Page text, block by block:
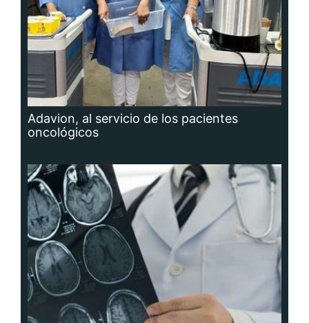
Adavion, al servicio de los pacientes
oncológicos